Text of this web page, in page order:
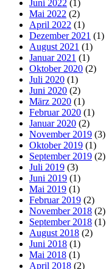
Juni 2022 (1)
Mai 2022 (2)
April 2022 (1)
Dezember 2021 (1)
August 2021 (1)
Januar 2021 (1)
Oktober 2020 (2)
Juli 2020 (1)
Juni 2020 (2)
März 2020 (1)
Februar 2020 (1)
Januar 2020 (2)
November 2019 (3)
Oktober 2019 (1)
September 2019 (2)
Juli 2019 (3)
Juni 2019 (1)
Mai 2019 (1)
Februar 2019 (2)
November 2018 (2)
September 2018 (1)
August 2018 (2)
Juni 2018 (1)
Mai 2018 (1)
April 2018 (2)